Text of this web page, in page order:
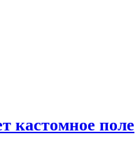
кастомное поле